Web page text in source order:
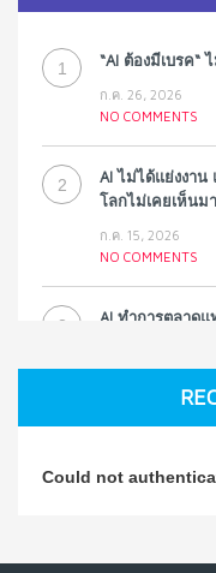
1 “AI ต้องมีเบรค“
ก.ค. 26, 2026
NO COMMENTS
2
AI ไม่ได้แย่งงาน
โลกไม่เคยเห็นม
ก.ค. 15, 2026
NO COMMENTS
3
AI ทำการตลาด
NO COMMENTS
Koe ในแบบอาจ
Could not